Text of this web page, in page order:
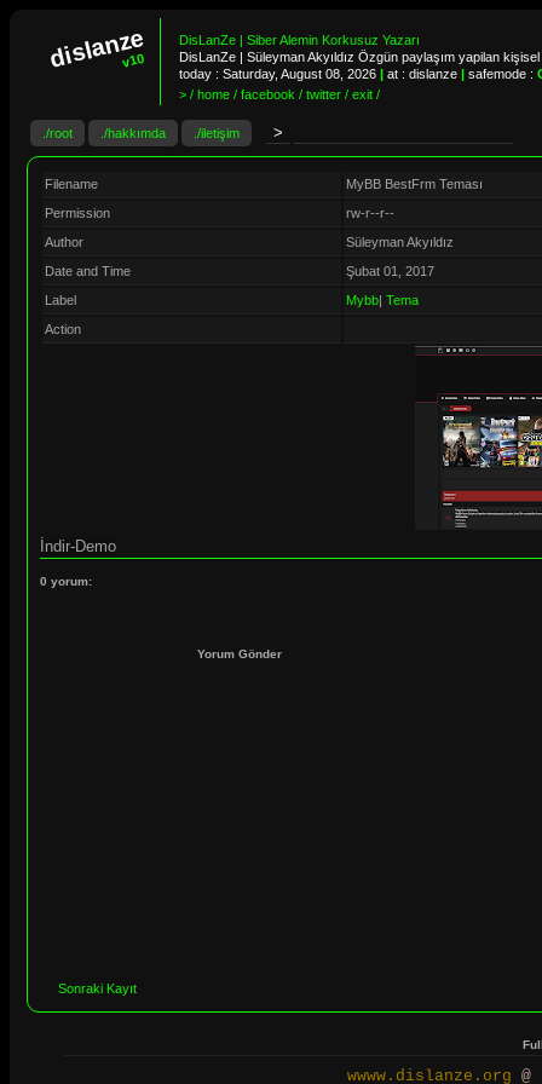
dislanze
v10
DisLanZe | Siber Alemin Korkusuz Yazarı
DisLanZe | Süleyman Akyıldız Özgün paylaşım yapilan
today : Saturday, August 08, 2026 at : dislanze safemode :
> / home / facebook / twitter / exit /
./root ./hakkımda ./iletişim
Filename
MyBB BestFrm Teması
Permission
rw-r--r--
Author
Süleyman Akyıldız
Date and Time
Şubat 01, 2017
Label
Mybb| Tema
Action
İndir-Demo
0 yorum:
Yorum Gönder
Sonraki Kayıt
wwww.dislanze.org